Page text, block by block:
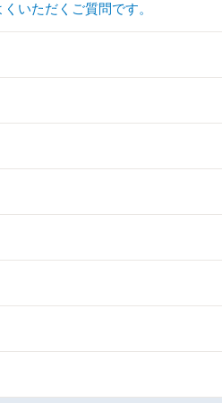
いただくご質問です。